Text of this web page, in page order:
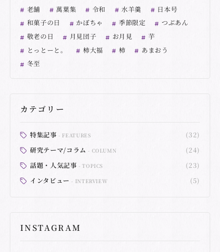
老舗
萬葉集 令和 水羊羹
日本号
和菓子の日
かぼちゃ 季節限定
つぶあん
敬老の日
月見団子 お月見
芋
とっとーと。
柿大福 柿
あまおう
冬至
カテゴリー
特集記事 FEATURES
(32)
研究テーマ/コラム
COLUMN
(24)
話題・人気記事
TOPICS
(23)
インタビュー
INTERVIEW (5)
INSTAGRAM